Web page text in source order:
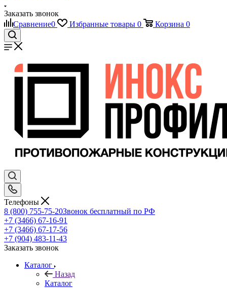
Заказать звонок
Сравнение0 Избранные товары 0 Корзина 0
Телефоны
8 (800) 755-75-20Звонок бесплатный по РФ
+7 (3466) 67-16-91
+7 (3466) 67-17-56
+7 (904) 483-11-43
Заказать звонок
Каталог
Назад
Каталог